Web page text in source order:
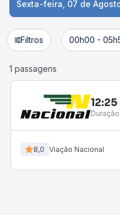
Sexta-feira, 07 de
Filtros 00h00 -
1 passagens
12:25
Duração:
8,0 Viação Nacional